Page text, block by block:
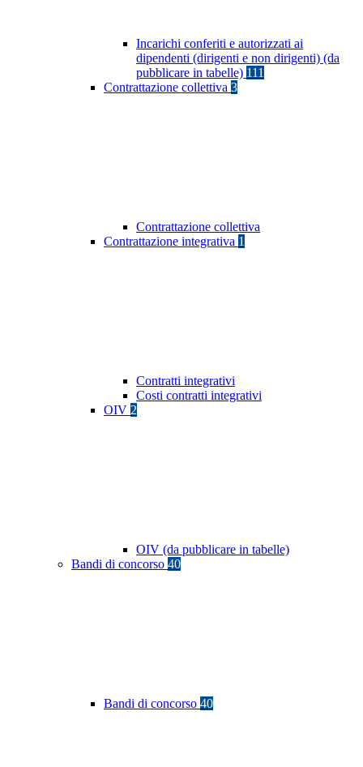
Incarichi conferiti e autorizzati ai
dipendenti (dirigenti e non dirigenti) (da
pubblicare in tabelle) 111
Contrattazione collettiva 3
Contrattazione collettiva
Contrattazione integrativa 1
Contratti integrativi
Costi contratti integrativi
OIV 2
OIV (da pubblicare in tabelle)
Bandi di concorso 40
Bandi di concorso 40